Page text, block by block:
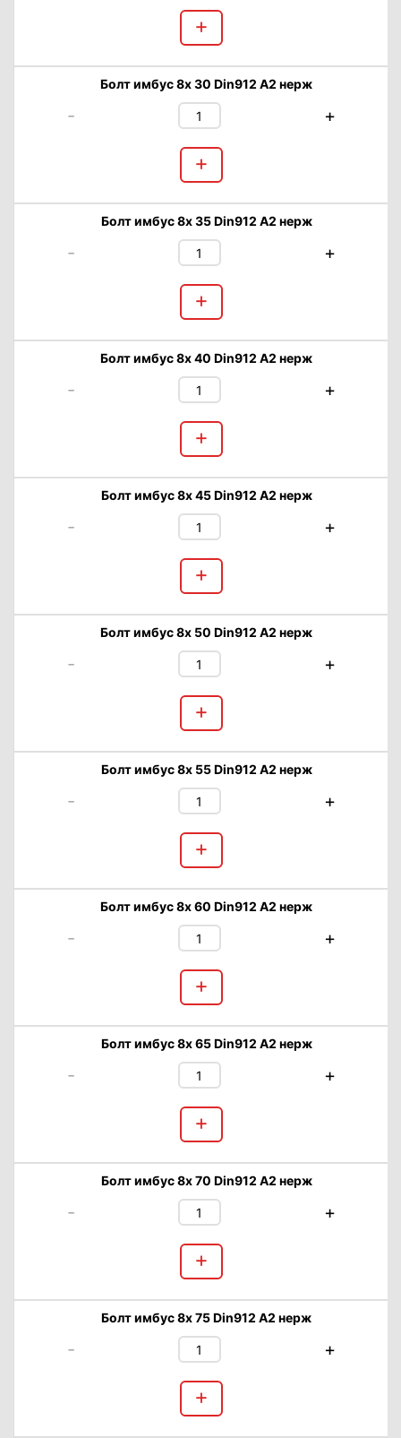
+
Болт имбус 8х 30 Din912 А2 нерж
- +
+
Болт имбус 8х 35 Din912 А2 нерж
- +
+
Болт имбус 8х 40 Din912 А2 нерж
- +
+
Болт имбус 8х 45 Din912 А2 нерж
- +
+
Болт имбус 8х 50 Din912 А2 нерж
- +
+
Болт имбус 8х 55 Din912 А2 нерж
- +
+
Болт имбус 8х 60 Din912 А2 нерж
- +
+
Болт имбус 8х 65 Din912 А2 нерж
- +
+
Болт имбус 8х 70 Din912 А2 нерж
- +
+
Болт имбус 8х 75 Din912 А2 нерж
- +
+